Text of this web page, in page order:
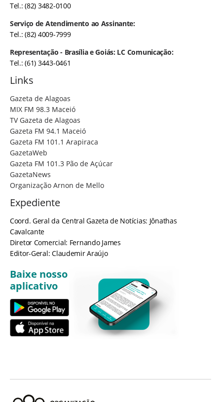
Tel.: (82) 3482-0100
Serviço de Atendimento ao Assinante:
Tel.: (82) 4009-7999
Representação - Brasília e Goiás: LC Comunicação:
Tel.: (61) 3443-0461
Links
Gazeta de Alagoas
MIX FM 98.3 Maceió
TV Gazeta de Alagoas
Gazeta FM 94.1 Maceió
Gazeta FM 101.1 Arapiraca
GazetaWeb
Gazeta FM 101.3 Pão de Açúcar
GazetaNews
Organização Arnon de Mello
Expediente
Coord. Geral da Central Gazeta de Notícias: Jônathas
Cavalcante
Diretor Comercial: Fernando James
Editor-Geral: Claudemir Araújo
Baixe nosso
aplicativo